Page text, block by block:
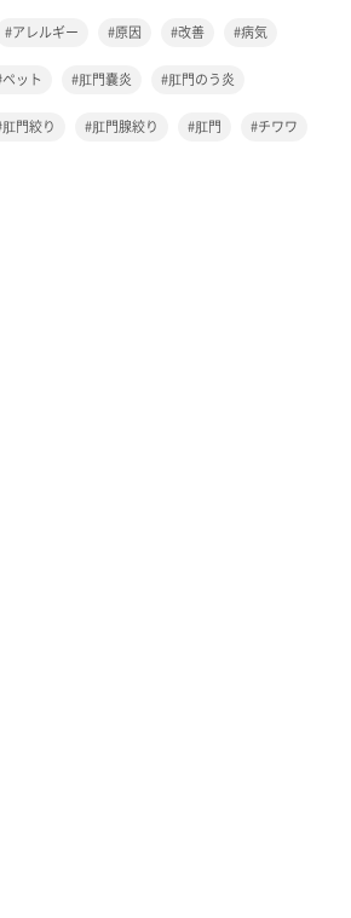
アレルギー 原因 改善 病気
ペット 肛門嚢炎 肛門のう炎
肛門絞り 肛門腺絞り 肛門 チワワ